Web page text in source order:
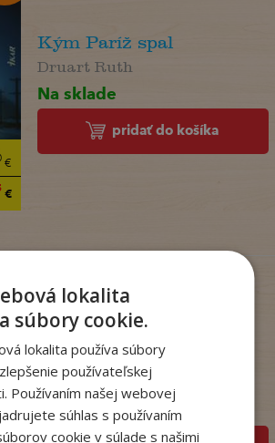
€
€
Kým Paríž spal
Druart Ruth
Na sklade
pridať do košíka
Dogman. Larva 22 (8)
Dav Pilkey
Na sklade
lokalita
súbory cookie.
lokalita používa súbory
používateľskej
Používaním našej webovej
súhlas s používaním
cookie v súlade s našimi